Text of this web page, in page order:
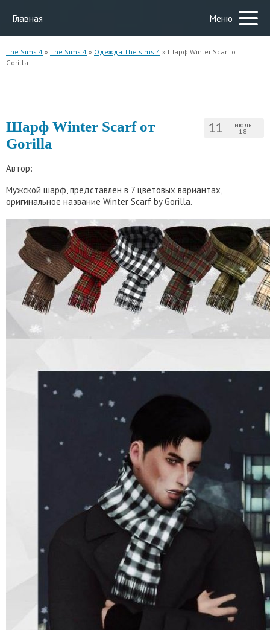
Главная Меню
The Sims 4 » The Sims 4 » Одежда The sims 4 » Шарф Winter Scarf от
Gorilla
11 июль
18
Шарф Winter Scarf от
Gorilla
Автор:
Мужской шарф, представлен в 7 цветовых вариантах,
оригинальное название Winter Scarf by Gorilla.